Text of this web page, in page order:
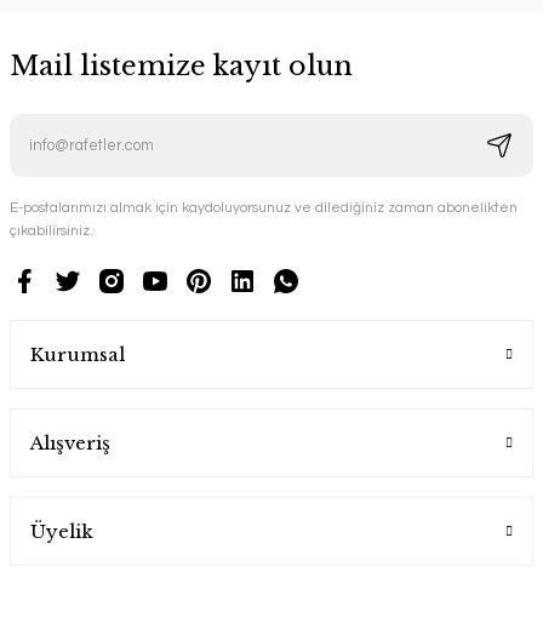
Mail listemize kayıt olun
E-postalarımızı almak için kaydoluyorsunuz ve dilediğiniz zaman abonelikten
çıkabilirsiniz.
Kurumsal
Alışveriş
Üyelik